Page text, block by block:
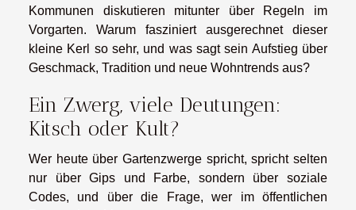
Kommunen diskutieren mitunter über Regeln im
Vorgarten. Warum fasziniert ausgerechnet dieser
kleine Kerl so sehr, und was sagt sein Aufstieg über
Geschmack, Tradition und neue Wohntrends aus?
Ein Zwerg, viele Deutungen:
Kitsch oder Kult?
Wer heute über Gartenzwerge spricht, spricht selten
nur über Gips und Farbe, sondern über soziale
Codes, und über die Frage, wer im öffentlichen